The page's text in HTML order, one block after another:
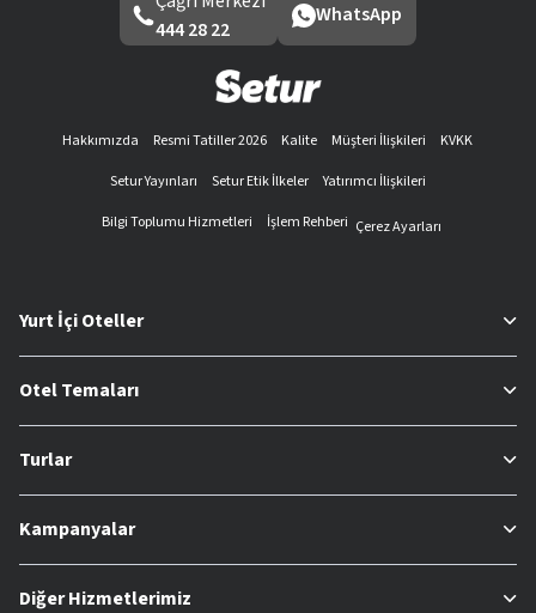
444 28 22
WhatsApp
Hakkımızda Resmi Tatiller 2026 Kalite Müşteri İlişkileri
KVKK
Setur Yayınları
Setur Etik İlkeler
Yatırımcı İlişkileri
Bilgi Toplumu Hizmetleri
İşlem Rehberi Çerez Ayarları
Yurt İçi Oteller
Otel Temaları
Turlar
Kampanyalar
Diğer Hizmetlerimiz